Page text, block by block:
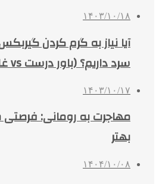
۱۴۰۳/۱۰/۱۸
آیا نیاز به گرم کردن
سرد داریم؟ (باور درست vs غلط)
۱۴۰۳/۱۰/۱۷
مهاجرت به رومانی: فرصتی
بهتر
۱۴۰۴/۱۰/۰۸